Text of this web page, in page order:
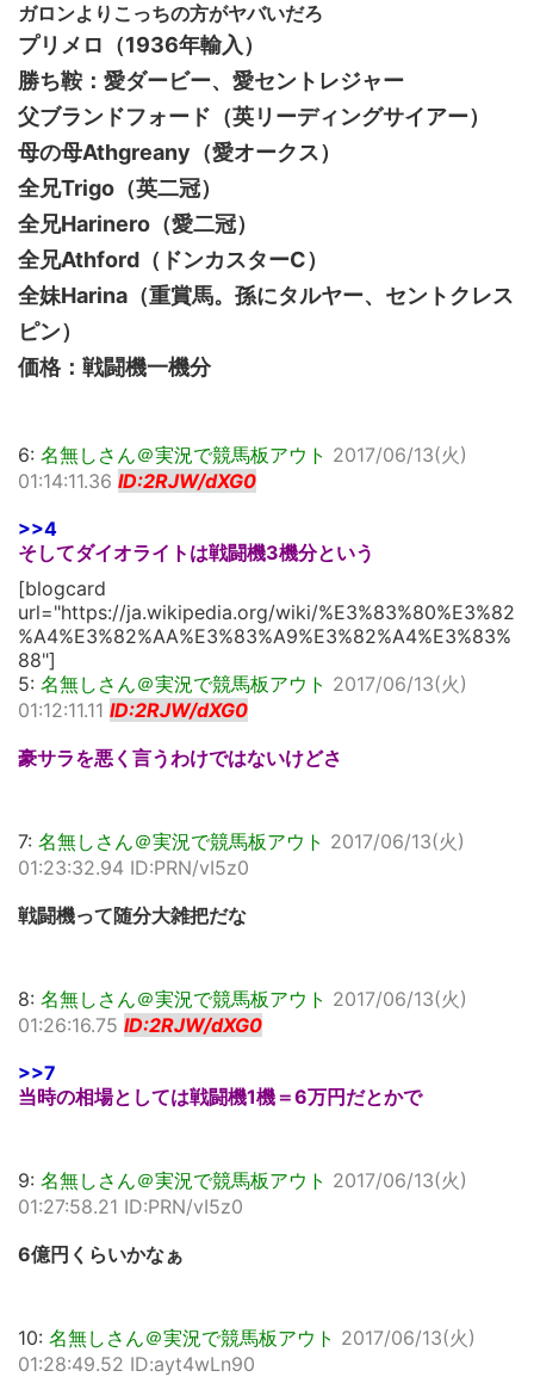
ガロンよりこっちの方がヤバいだろ
プリメロ（1936年輸入）
勝ち鞍：愛ダービー、愛セントレジャー
父ブランドフォード（英リーディングサイアー）
母の母Athgreany（愛オークス）
全兄Trigo（英二冠）
全兄Harinero（愛二冠）
全兄Athford（ドンカスターC）
全妹Harina（重賞馬。孫にタルヤー、セントクレス
ピン）
価格：戦闘機一機分
6: 名無しさん＠実況で競馬板アウト 2017/06/13(火)
01:14:11.36 ID:2RJW/dXG0
>>4
そしてダイオライトは戦闘機3機分という
[blogcard
url="https://ja.wikipedia.org/wiki/%E3%83%80%E3%82
%A4%E3%82%AA%E3%83%A9%E3%82%A4%E3%83%
88"]
5: 名無しさん＠実況で競馬板アウト 2017/06/13(火)
01:12:11.11 ID:2RJW/dXG0
豪サラを悪く言うわけではないけどさ
7: 名無しさん＠実況で競馬板アウト 2017/06/13(火)
01:23:32.94 ID:PRN/vI5z0
戦闘機って随分大雑把だな
8: 名無しさん＠実況で競馬板アウト 2017/06/13(火)
01:26:16.75 ID:2RJW/dXG0
>>7
当時の相場としては戦闘機1機＝6万円だとかで
9: 名無しさん＠実況で競馬板アウト 2017/06/13(火)
01:27:58.21 ID:PRN/vI5z0
6億円くらいかなぁ
10: 名無しさん＠実況で競馬板アウト 2017/06/13(火)
01:28:49.52 ID:ayt4wLn90